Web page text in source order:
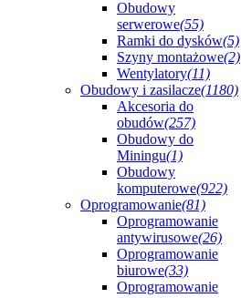
Obudowy
serwerowe(55)
Ramki do dysków(5)
Szyny montażowe(2)
Wentylatory(11)
Obudowy i zasilacze(1180)
Akcesoria do
obudów(257)
Obudowy do
Miningu(1)
Obudowy
komputerowe(922)
Oprogramowanie(81)
Oprogramowanie
antywirusowe(26)
Oprogramowanie
biurowe(33)
Oprogramowanie